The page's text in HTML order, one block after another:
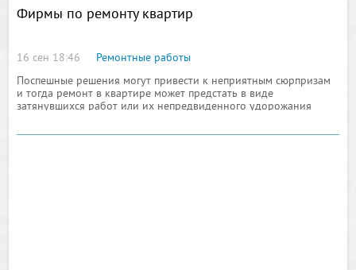
Фирмы по ремонту квартир
16 сен 18:46
Ремонтные работы
Поспешные решения могут привести к неприятным сюрпризам
и тогда ремонт в квартире может предстать в виде
затянувшихся работ или их непредвиденного удорожания